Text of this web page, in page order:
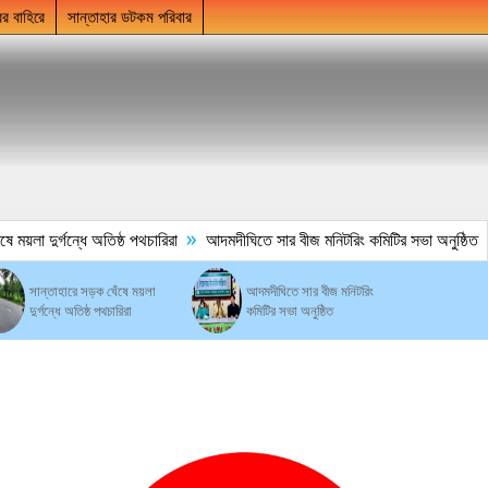
বাহিরে সান্তাহার ডটকম পরিবার
দুর্গন্ধে অতিষ্ঠ পথচারিরা » আদমদীঘিতে সার বীজ মনিটরিং কমিটির সভা অনুষ্ঠিত
সান্তাহারে সড়ক ঘেঁষে ময়লা
দুর্গন্ধে অতিষ্ঠ পথচারিরা
আদমদীঘিতে সার বীজ মনিটরিং
কমিটির সভা অনুষ্ঠিত